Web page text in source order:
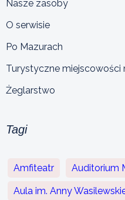
Nasze zasoby
O serwisie
Po Mazurach
Turystyczne miejscowości
Żeglarstwo
Tagi
Amfiteatr Auditorium
Aula im. Anny